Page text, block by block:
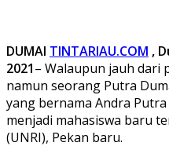
DUMAI TINTARIAU.COM ,
2021– Walaupun jauh dari
namun seorang Putra
yang bernama Andra
menjadi mahasiswa baru
(UNRI), Pekan baru.